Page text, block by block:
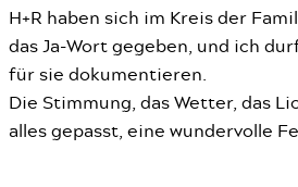
H+R haben sich im Kreis der
das Ja-Wort gegeben, und ich
für sie dokumentieren.
Die Stimmung, das Wetter, das
alles gepasst, eine wundervolle